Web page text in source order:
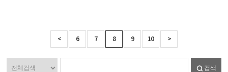
< 6 7 8 9 10 >
검색